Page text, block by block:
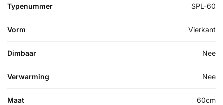
Typenummer SPL-60
Vorm Vierkant
Dimbaar Nee
Verwarming Nee
Maat 60cm